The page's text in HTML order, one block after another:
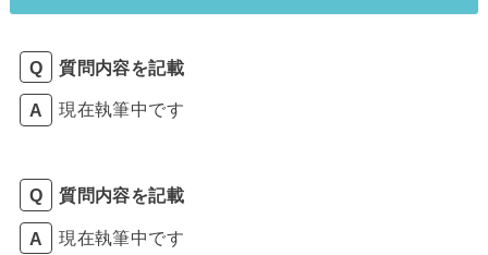
質問内容を記載
現在執筆中です
質問内容を記載
現在執筆中です